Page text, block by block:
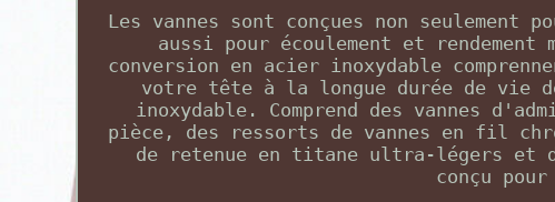
Les vannes sont conçues non
aussi pour écoulement et
conversion en acier inoxydable
votre tête à la longue durée de vie
inoxydable. Comprend des vannes
pièce, des ressorts de vannes en fil
de retenue en titane ultra-légers et
conçu